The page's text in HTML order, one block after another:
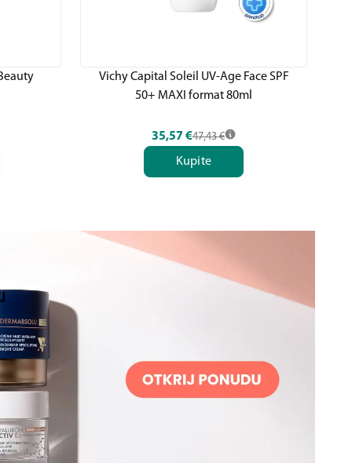
Vichy Capital Soleil UV-Age Face SPF
50+ MAXI format 80ml
35,57 €47,43 €
Kupite